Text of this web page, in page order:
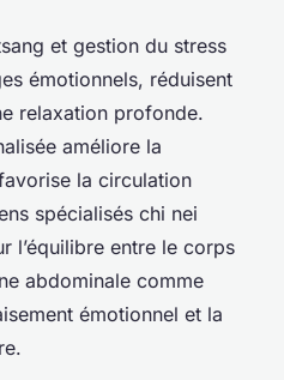
et gestion du stress
émotionnels, réduisent
relaxation profonde.
améliore la
la circulation
spécialisés chi nei
l’équilibre entre le corps
abdominale comme
émotionnel et la